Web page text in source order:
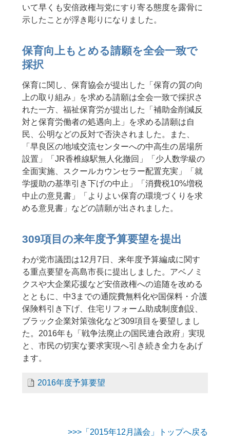
いて早くも安倍政権与党にすり寄る態度を露骨に
示したことが浮き彫りになりました。
保育向上もとめる請願を全会一致で
採択
保育に関し、保育協会が提出した「保育の質の向
上の取り組み」を求める請願は全会一致で採択さ
れた一方、福祉保育労が提出した「補助金削減反
対と保育労働者の処遇向上」を求める請願は自
民、公明などの反対で否決されました。また、
「早良区の地域交流センターへの中高生の居場所
設置」「JR香椎線駅無人化撤回」「少人数学級の
全面実施、スクールカウンセラー配置充実」「就
学援助の基準引き下げの中止」「消費税10%増税
中止の意見書」「よりよい保育の環境づくりを求
める意見書」などの請願が出されました。
309項目の来年度予算要望を提出
わが党市議団は12月7日、来年度予算編成に関す
る重点要望を高島市長に提出しました。アベノミ
クスや大企業応援など安倍政権への追随を改める
とともに、中3までの通院費無料化や国保料・介護
保険料引き下げ、住宅リフォーム助成制度創設、
ブラック企業対策強化など309項目を要望しまし
た。2016年も「戦争法廃止の国民連合政府」実現
と、市民の切実な要求実現へ引き続き全力をあげ
ます。
2016年度予算要望
>>>「2015年12月議会」トップへ戻る